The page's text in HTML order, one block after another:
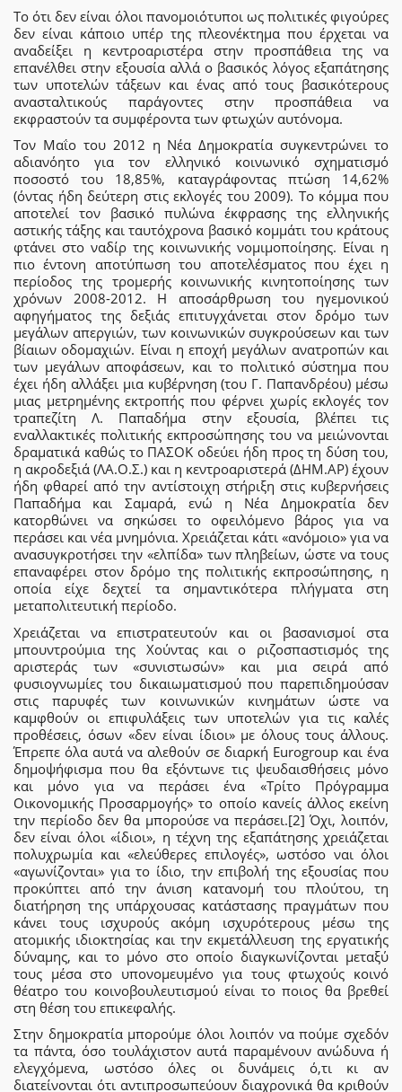
Το ότι δεν είναι όλοι πανομοιότυποι ως πολιτικές φιγούρες
δεν είναι κάποιο υπέρ της πλεονέκτημα που έρχεται να
αναδείξει η κεντροαριστέρα στην προσπάθεια της να
επανέλθει στην εξουσία αλλά ο βασικός λόγος εξαπάτησης
των υποτελών τάξεων και ένας από τους βασικότερους
ανασταλτικούς παράγοντες στην προσπάθεια να
εκφραστούν τα συμφέροντα των φτωχών αυτόνομα.
Τον Μαΐο του 2012 η Νέα Δημοκρατία συγκεντρώνει το
αδιανόητο για τον ελληνικό κοινωνικό σχηματισμό
ποσοστό του 18,85%, καταγράφοντας πτώση 14,62%
(όντας ήδη δεύτερη στις εκλογές του 2009). Το κόμμα που
αποτελεί τον βασικό πυλώνα έκφρασης της ελληνικής
αστικής τάξης και ταυτόχρονα βασικό κομμάτι του κράτους
φτάνει στο ναδίρ της κοινωνικής νομιμοποίησης. Είναι η
πιο έντονη αποτύπωση του αποτελέσματος που έχει η
περίοδος της τρομερής κοινωνικής κινητοποίησης των
χρόνων 2008-2012. Η αποσάρθρωση του ηγεμονικού
αφηγήματος της δεξιάς επιτυγχάνεται στον δρόμο των
μεγάλων απεργιών, των κοινωνικών συγκρούσεων και των
βίαιων οδομαχιών. Είναι η εποχή μεγάλων ανατροπών και
των μεγάλων αποφάσεων, και το πολιτικό σύστημα που
έχει ήδη αλλάξει μια κυβέρνηση (του Γ. Παπανδρέου) μέσω
μιας μετρημένης εκτροπής που φέρνει χωρίς εκλογές τον
τραπεζίτη Λ. Παπαδήμα στην εξουσία, βλέπει τις
εναλλακτικές πολιτικής εκπροσώπησης του να μειώνονται
δραματικά καθώς το ΠΑΣΟΚ οδεύει ήδη προς τη δύση του,
η ακροδεξιά (ΛΑ.Ο.Σ.) και η κεντροαριστερά (ΔΗΜ.ΑΡ) έχουν
ήδη φθαρεί από την αντίστοιχη στήριξη στις κυβερνήσεις
Παπαδήμα και Σαμαρά, ενώ η Νέα Δημοκρατία δεν
κατορθώνει να σηκώσει το οφειλόμενο βάρος για να
περάσει και νέα μνημόνια. Χρειάζεται κάτι «ανόμοιο» για να
ανασυγκροτήσει την «ελπίδα» των πληβείων, ώστε να τους
επαναφέρει στον δρόμο της πολιτικής εκπροσώπησης, η
οποία είχε δεχτεί τα σημαντικότερα πλήγματα στη
μεταπολιτευτική περίοδο.
Χρειάζεται να επιστρατευτούν και οι βασανισμοί στα
μπουντρούμια της Χούντας και ο ριζοσπαστισμός της
αριστεράς των «συνιστωσών» και μια σειρά από
φυσιογνωμίες του δικαιωματισμού που παρεπιδημούσαν
στις παρυφές των κοινωνικών κινημάτων ώστε να
καμφθούν οι επιφυλάξεις των υποτελών για τις καλές
προθέσεις, όσων «δεν είναι ίδιοι» με όλους τους άλλους.
Έπρεπε όλα αυτά να αλεθούν σε διαρκή Eurogroup και ένα
δημοψήφισμα που θα εξόντωνε τις ψευδαισθήσεις μόνο
και μόνο για να περάσει ένα «Τρίτο Πρόγραμμα
Οικονομικής Προσαρμογής» το οποίο κανείς άλλος εκείνη
την περίοδο δεν θα μπορούσε να περάσει.[2] Όχι, λοιπόν,
δεν είναι όλοι «ίδιοι», η τέχνη της εξαπάτησης χρειάζεται
πολυχρωμία και «ελεύθερες επιλογές», ωστόσο ναι όλοι
«αγωνίζονται» για το ίδιο, την επιβολή της εξουσίας που
προκύπτει από την άνιση κατανομή του πλούτου, τη
διατήρηση της υπάρχουσας κατάστασης πραγμάτων που
κάνει τους ισχυρούς ακόμη ισχυρότερους μέσω της
ατομικής ιδιοκτησίας και την εκμετάλλευση της εργατικής
δύναμης, και το μόνο στο οποίο διαγκωνίζονται μεταξύ
τους μέσα στο υπονομευμένο για τους φτωχούς κοινό
θέατρο του κοινοβουλευτισμού είναι το ποιος θα βρεθεί
στη θέση του επικεφαλής.
Στην δημοκρατία μπορούμε όλοι λοιπόν να πούμε σχεδόν
τα πάντα, όσο τουλάχιστον αυτά παραμένουν ανώδυνα ή
ελεγχόμενα, ωστόσο όλες οι δυνάμεις ό,τι κι αν
διατείνονται ότι αντιπροσωπεύουν διαχρονικά θα κριθούν